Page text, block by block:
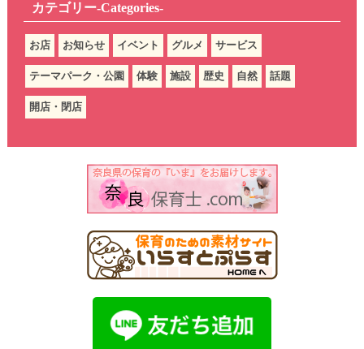
カテゴリー-Categories-
お店 お知らせ イベント グルメ サービス
テーマパーク・公園 体験 施設 歴史 自然 話題
開店・閉店